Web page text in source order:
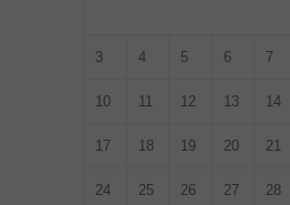
3 4 5 6 7
10 11 12 13 14
17 18 19 20 21
24 25 26 27 28